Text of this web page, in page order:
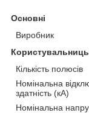
Основні
Виробник
Кількість полюсів
Номінальна
здатність (кА)
Номінальна